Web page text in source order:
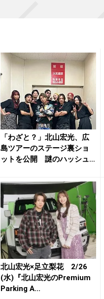
「わざと？」北山宏光、広
島ツアーのステージ裏ショ
ットを公開 謎のハッシュ
北山宏光×足立梨花 2/26
(水)『北山宏光のPremium
Parking A...